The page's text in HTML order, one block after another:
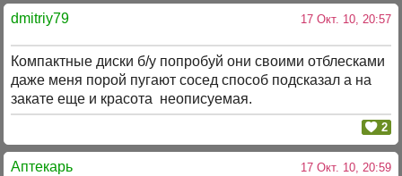
dmitriy79 17 Окт. 10, 20:57
Компактные диски б/у попробуй они своими отблесками
даже меня порой пугают сосед способ подсказал а на
закате еще и красота неописуемая.
2
Аптекарь 17 Окт. 10, 20:59